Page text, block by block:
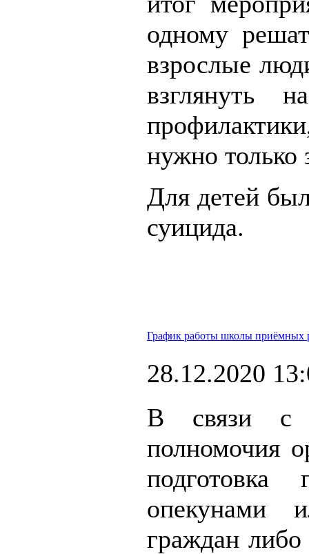
одному
взрослые
нужно только
Для детей
суицида.
График работы школы приёмных
28.12.2020
В связи с
полномочия
опекунами
граждан либо